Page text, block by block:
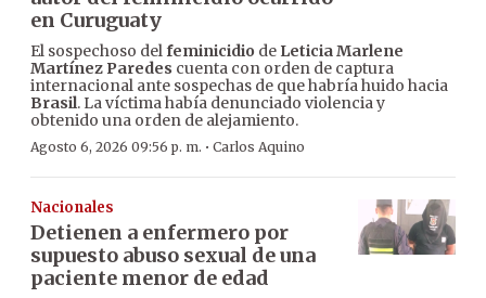
en Curuguaty
El sospechoso delfeminicidio de Leticia Marlene
Martínez Paredes cuenta con orden de captura
internacional ante sospechas de que habría huido hacia
Brasil. La víctima había denunciado violencia y
obtenido una orden de alejamiento.
Agosto 6, 2026 09:56 p. m. · Carlos Aquino
Nacionales
Detienen a enfermero por
supuesto abuso sexual de una
paciente menor de edad